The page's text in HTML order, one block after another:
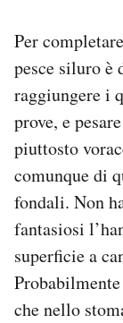
Per
pesce siluro è
raggiungere i
prove, e
piuttosto
comunque di
fondali. Non
fantasiosi
superficie a
che nello